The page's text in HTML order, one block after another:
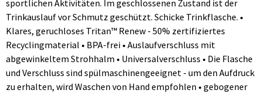
sportlichen Aktivitäten. Im geschlossenen Zustand ist der
Trinkauslauf vor Schmutz geschützt. Schicke Trinkflasche. •
Klares, geruchloses Tritan™ Renew - 50% zertifiziertes
Recyclingmaterial • BPA-frei • Auslaufverschluss mit
abgewinkeltem Strohhalm • Universalverschluss • Die Flasche
und Verschluss sind spülmaschinengeeignet - um den Aufdruck
zu erhalten, wird Waschen von Hand empfohlen • gebogener